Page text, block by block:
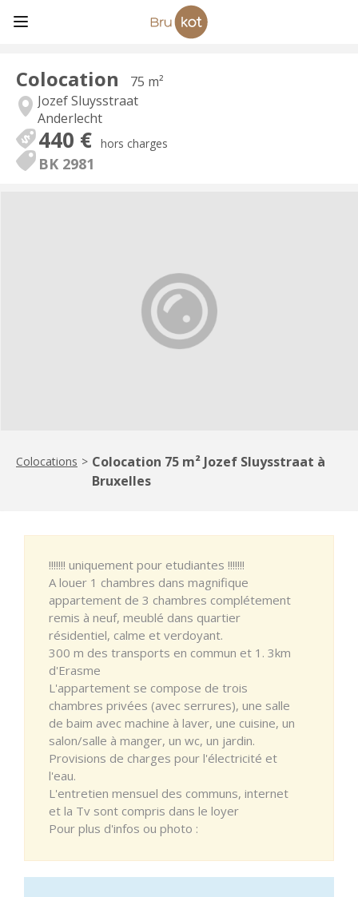
Colocation
75 m²
Jozef Sluysstraat
Anderlecht
440 € hors charges
BK 2981
Colocations > Colocation 75 m² Jozef Sluysstraat à
Bruxelles
!!!!!!! uniquement pour etudiantes !!!!!!!
A louer 1 chambres dans magnifique
appartement de 3 chambres complétement
remis à neuf, meublé dans quartier
résidentiel, calme et verdoyant.
300 m des transports en commun et 1. 3km
d'Erasme
L'appartement se compose de trois
chambres privées (avec serrures), une salle
de baim avec machine à laver, une cuisine, un
salon/salle à manger, un wc, un jardin.
Provisions de charges pour l'électricité et
l'eau.
L'entretien mensuel des communs, internet
et la Tv sont compris dans le loyer
Pour plus d'infos ou photo :